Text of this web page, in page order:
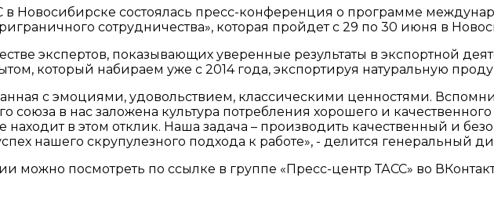
в Новосибирске состоялась пресс-конференция о программе
сотрудничества», которая пройдет с 29 по 30 июня в
экспертов, показывающих уверенные результаты в экспортной
который набираем уже с 2014 года, экспортируя натуральную
с эмоциями, удовольствием, классическими ценностями.
союза в нас заложена культура потребления хорошего и
находит в этом отклик. Наша задача – производить качественный и
нашего скрупулезного подхода к работе», - делится генеральный
можно посмотреть по ссылке в группе «Пресс-центр ТАСС» во